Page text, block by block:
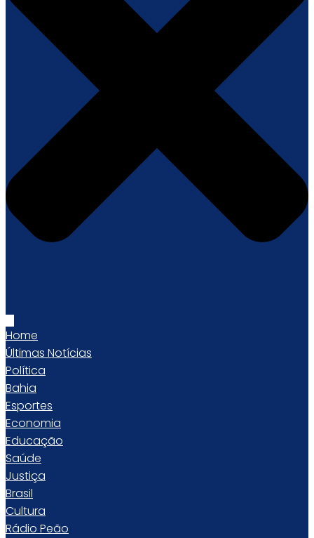
Home
Últimas Notícias
Política
Bahia
Esportes
Economia
Educação
Saúde
Justiça
Brasil
Cultura
Rádio Peão